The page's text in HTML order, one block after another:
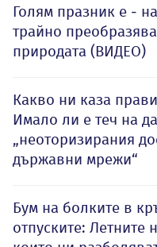
Голям празник е -
трайно
природата (ВИДЕО)
Какво ни каза
Имало ли е теч на
„неоторизирания
държавни мрежи“
Бум на болките в
отпуските: Летните